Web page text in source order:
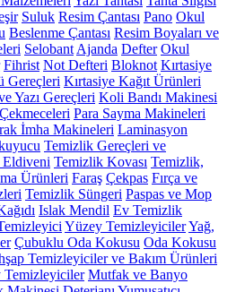
Suluk Resim Çantası Pano Okul
Beslenme Çantası Resim Boyaları ve
Selobant Ajanda Defter Okul
Fihrist Not Defteri Bloknot Kırtasiye
Gereçleri Kırtasiye Kağıt Ürünleri
Yazı Gereçleri Koli Bandı Makinesi
Para Sayma Makineleri
İmha Makineleri Laminasyon
Temizlik Gereçleri ve
Temizlik Kovası Temizlik,
Ürünleri Faraş Çekpas Fırça ve
Temizlik Süngeri Paspas ve Mop
Islak Mendil Ev Temizlik
Yüzey TemizleyicilerYağ,
Çubuklu Oda Kokusu Oda Kokusu
Temizleyiciler ve Bakım Ürünleri
Temizleyiciler Mutfak ve Banyo